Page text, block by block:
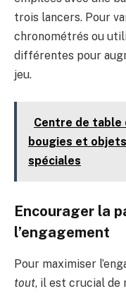
trois lancers. Pour
chronométrés ou
différentes pour
jeu.
Centre de
bougies et
spéciales
Encourager la
l’engagement
Pour maximiser
tout, il est crucial de